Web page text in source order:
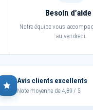
Besoin d’aide
Notre équipe vous
au vendredi.
Avis clients excellents
Note moyenne de 4,89 / 5